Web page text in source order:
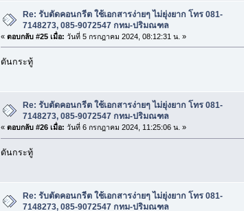
Re: รับตัดคอนกรีต ใช้เอกสารง่ายๆ ไม่ยุ่งยาก โทร 081-
7148273, 085-9072547 กทม-ปริมณฑล
« ตอบกลับ #25 เมื่อ: วันที่ 5 กรกฎาคม 2024, 08:12:31 น. »
ดันกระทู้
Re: รับตัดคอนกรีต ใช้เอกสารง่ายๆ ไม่ยุ่งยาก โทร 081-
7148273, 085-9072547 กทม-ปริมณฑล
« ตอบกลับ #26 เมื่อ: วันที่ 6 กรกฎาคม 2024, 11:25:06 น. »
ดันกระทู้
Re: รับตัดคอนกรีต ใช้เอกสารง่ายๆ ไม่ยุ่งยาก โทร 081-
7148273, 085-9072547 กทม-ปริมณฑล